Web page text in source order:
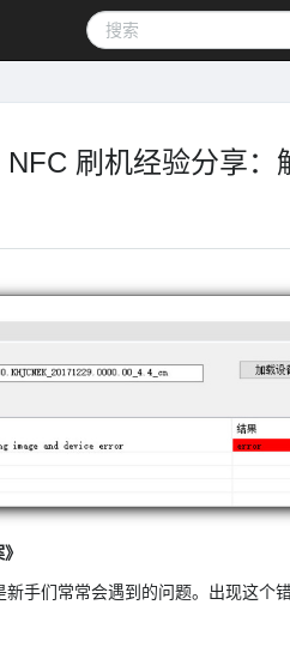
刷机经验分享：
手们常常会遇到的问题。出现这个